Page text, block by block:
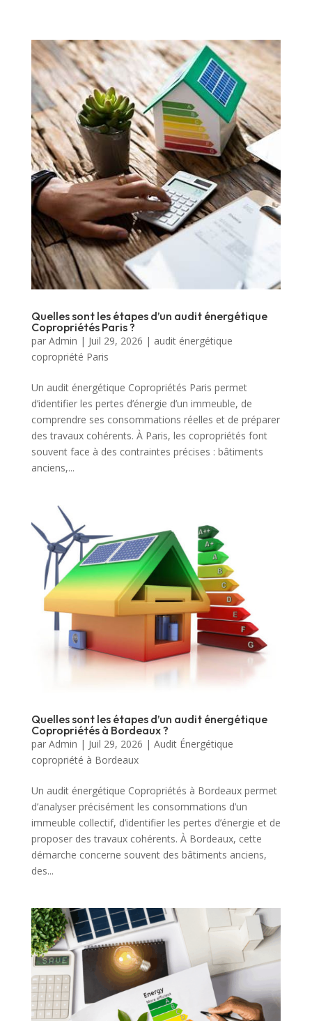
Quelles sont les étapes d’un audit énergétique
Copropriétés Paris ?
par Admin | Juil 29, 2026 | audit énergétique
copropriété Paris
Un audit énergétique Copropriétés Paris permet
d’identifier les pertes d’énergie d’un immeuble, de
comprendre ses consommations réelles et de préparer
des travaux cohérents. À Paris, les copropriétés font
souvent face à des contraintes précises : bâtiments
anciens,...
Quelles sont les étapes d’un audit énergétique
Copropriétés à Bordeaux ?
par Admin | Juil 29, 2026 | Audit Énergétique
copropriété à Bordeaux
Un audit énergétique Copropriétés à Bordeaux permet
d’analyser précisément les consommations d’un
immeuble collectif, d’identifier les pertes d’énergie et de
proposer des travaux cohérents. À Bordeaux, cette
démarche concerne souvent des bâtiments anciens,
des...